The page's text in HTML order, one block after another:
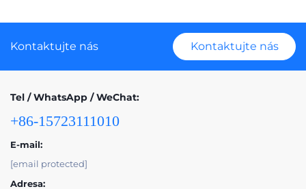
Kontaktujte nás Kontaktujte nás
Tel / WhatsApp / WeChat:
+86-15723111010
E-mail:
[email protected]
Adresa: